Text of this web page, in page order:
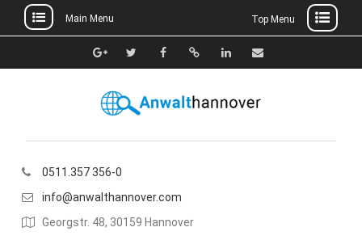
to
Main Menu Top Menu
Google+TwitterFacebook
Xing Linkedin
E-
0511.357 356-0
info@anwalthannover.com
Georgstr. 48, 30159 Hannover